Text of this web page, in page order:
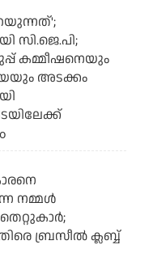
സി.ജെ.പി;
കമ്മീഷനെയും
അടക്കം
നമ്മള്‍
ബ്രസീല്‍ ക്ലബ്ബ്